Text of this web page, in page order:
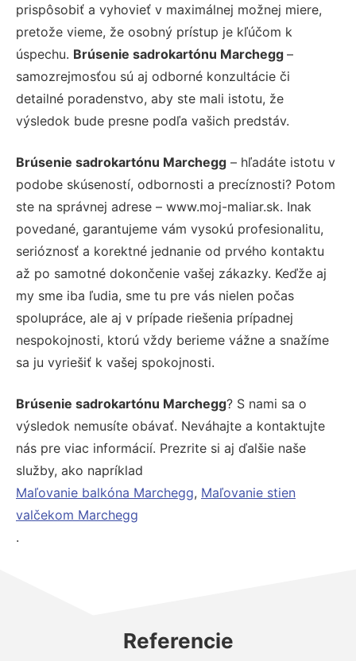
prispôsobiť a vyhovieť v maximálnej možnej miere,
pretože vieme, že osobný prístup je kľúčom k
úspechu. Brúsenie sadrokartónu Marchegg –
samozrejmosťou sú aj odborné konzultácie či
detailné poradenstvo, aby ste mali istotu, že
výsledok bude presne podľa vašich predstáv.
Brúsenie sadrokartónu Marchegg – hľadáte istotu v
podobe skúseností, odbornosti a precíznosti? Potom
ste na správnej adrese – www.moj-maliar.sk. Inak
povedané, garantujeme vám vysokú profesionalitu,
serióznosť a korektné jednanie od prvého kontaktu
až po samotné dokončenie vašej zákazky. Keďže aj
my sme iba ľudia, sme tu pre vás nielen počas
spolupráce, ale aj v prípade riešenia prípadnej
nespokojnosti, ktorú vždy berieme vážne a snažíme
sa ju vyriešiť k vašej spokojnosti.
Brúsenie sadrokartónu Marchegg? S nami sa o
výsledok nemusíte obávať. Neváhajte a kontaktujte
nás pre viac informácií. Prezrite si aj ďalšie naše
služby, ako napríklad
Maľovanie balkóna Marchegg, Maľovanie stien
valčekom Marchegg
.
Referencie